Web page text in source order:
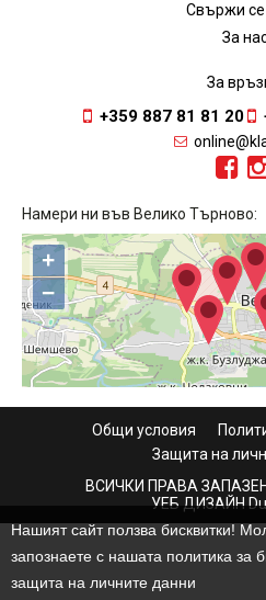
Свържи се
За
За
+359 887 81 81 20
Намери ни във Велико Търново:
+
−
Общи условия
Защита на
ВСИЧКИ ПРАВА
УЕБ ДИЗАЙН
Нашият сайт ползва бисквитки!
запознаете с нашата политика за
защита на личните данни